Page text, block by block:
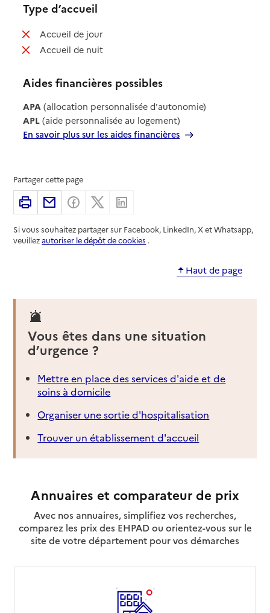
Type d’accueil
Accueil de jour: non disponible
Accueil de nuit: non disponible
Aides financières possibles
APA (allocation personnalisée d'autonomie)
APL (aide personnalisée au logement)
En savoir plus sur les aides financières
Partager cette page
ImprimerPartager par email
Partager sur Facebook
Partager sur X
Si vous souhaitez partager sur Facebook, LinkedIn, X et Whatsapp,
veuillezautoriser le dépôt de cookies .
Haut de page
Vous êtes dans une situation
d’urgence ?
Mettre en place des services d'aide et de
soins à domicile
Organiser une sortie d'hospitalisation
Trouver un établissement d'accueil
Annuaires et comparateur de prix
Avec nos annuaires, simplifiez vos recherches,
comparez les prix des EHPAD ou orientez-vous sur le
site de votre département pour vos démarches